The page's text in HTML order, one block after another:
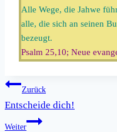
Alle Wege, die Jahwe
alle, die sich an seinen
bezeugt.
Psalm 25,10; Neue
Zurück
Entscheide dich!
Weiter